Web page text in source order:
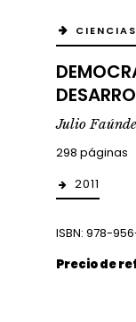
Julio
298 páginas
2011
ISBN: 978-
Precio de